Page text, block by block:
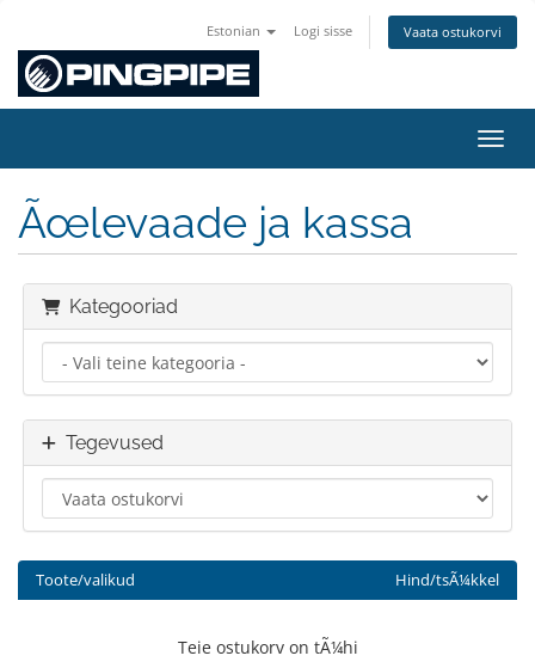
Estonian Logi sisse Vaata ostukorvi
Ãœlevaade ja kassa
Kategooriad
Tegevused
Toote/valikud Hind/tsÃ¼kkel
Teie ostukorv on tÃ¼hi